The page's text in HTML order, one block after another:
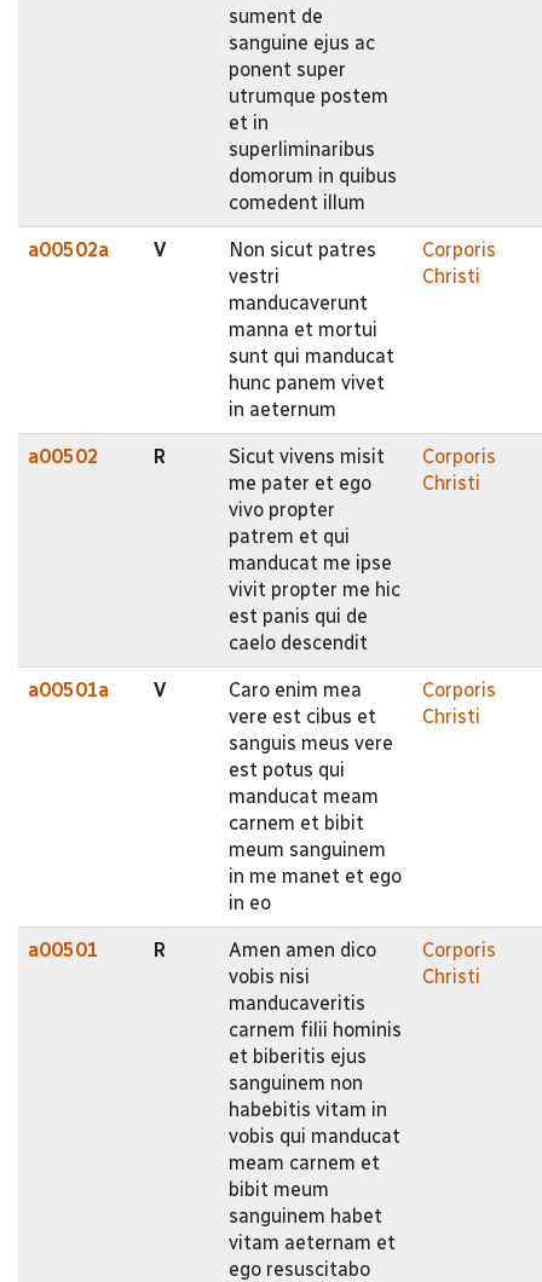
sument de
sanguine ejus ac
ponent super
utrumque postem
et in
superliminaribus
domorum in quibus
comedent illum
a00502a V
Non sicut patres
vestri
manducaverunt
manna et mortui
sunt qui manducat
hunc panem vivet
in aeternum
Corporis
Christi
a00502 R
Sicut vivens misit
me pater et ego
vivo propter
patrem et qui
manducat me ipse
vivit propter me hic
est panis qui de
caelo descendit
Corporis
Christi
a00501a V
Caro enim mea
vere est cibus et
sanguis meus vere
est potus qui
manducat meam
carnem et bibit
meum sanguinem
in me manet et ego
in eo
Corporis
Christi
a00501 R
Amen amen dico
vobis nisi
manducaveritis
carnem filii hominis
et biberitis ejus
sanguinem non
habebitis vitam in
vobis qui manducat
meam carnem et
bibit meum
sanguinem habet
vitam aeternam et
ego resuscitabo
Corporis
Christi